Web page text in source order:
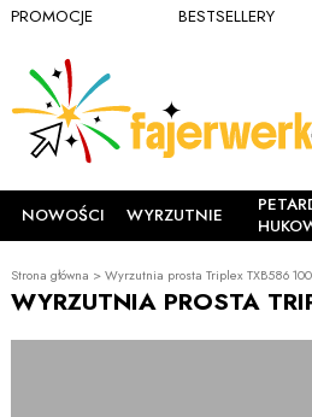
PROMOCJE BESTSELLERY
NOWOŚCI WYRZUTNIE
Strona główna >Wyrzutnia prosta Triplex TXB586 100
WYRZUTNIA PROSTA